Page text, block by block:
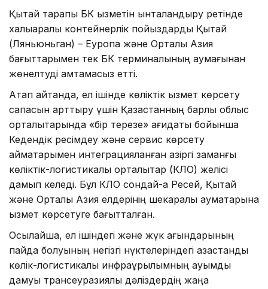
Қытай тарапы БК қызметін ынталандыру ретінде
халықаралық контейнерлік пойыздарды Қытай
(Ляньюньган) – Еуропа және Орталық Азия
бағыттарымен тек БК терминалының аумағынан
жөнелтуді қамтамасыз етті.
Атап айтқанда, ел ішінде көліктік қызмет көрсету
сапасын арттыру үшін Қазақстанның барлық облыс
орталықтарында «бір терезе» қағидаты бойынша
Кедендік ресімдеу және сервис көрсету
аймақтарымен интеграцияланған қазіргі заманғы
көліктік-логистикалық орталықтар (КЛО) желісі
дамып келеді. Бұл КЛО сондай-ақ Ресей, Қытай
және Орталық Азия елдерінің шекаралық аумақтарына
қызмет көрсетуге бағытталған.
Осылайша, ел ішіндегі және жүк ағындарының
пайда болуының негізгі нүктелеріндегі қазақстандық
көлік-логистикалық инфрақұрылымның ауқымды
дамуы трансеуразиялық дәліздердің жаңа